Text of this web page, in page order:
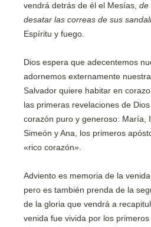
vendrá detrás de él el Mesías, de
desatar las correas de sus
Espíritu y fuego.
Dios espera que adecentemos
adornemos externamente
Salvador quiere habitar en
las primeras revelaciones de
corazón puro y generoso: María,
Simeón y Ana, los primeros
«rico corazón».
Adviento es memoria de la
pero es también prenda de la
de la gloria que vendrá a
venida fue vivida por los